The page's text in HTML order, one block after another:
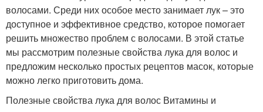
волосами. Среди них особое место занимает лук – это
доступное и эффективное средство, которое помогает
решить множество проблем с волосами. В этой статье
мы рассмотрим полезные свойства лука для волос и
предложим несколько простых рецептов масок, которые
можно легко приготовить дома.
Полезные свойства лука для волос Витамины и